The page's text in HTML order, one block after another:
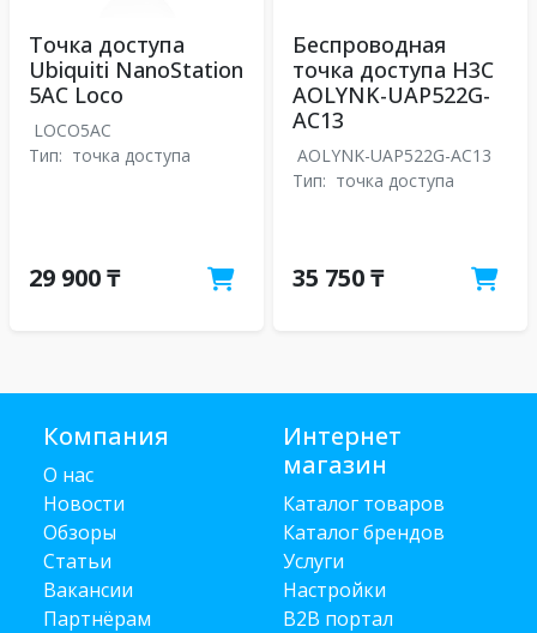
Точка доступа
Ubiquiti NanoStation
5AC Loco
LOCO5AC
Тип: точка доступа
29 900 ₸
Беспроводная
точка доступа H3C
AOLYNK-UAP522G-
AC13
AOLYNK-UAP522G-AC13
Тип: точка доступа
35 750 ₸
Компания
О нас
Новости
Обзоры
Статьи
Вакансии
Партнёрам
Интернет
магазин
Каталог товаров
Каталог брендов
Услуги
Настройки
B2B портал